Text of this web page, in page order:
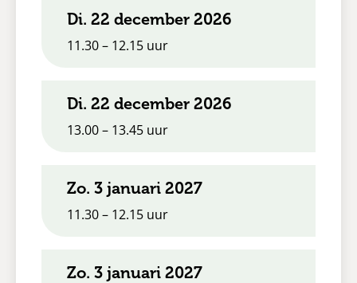
di. 22 december 2026
11.30 – 12.15 uur
di. 22 december 2026
13.00 – 13.45 uur
zo. 3 januari 2027
11.30 – 12.15 uur
zo. 3 januari 2027